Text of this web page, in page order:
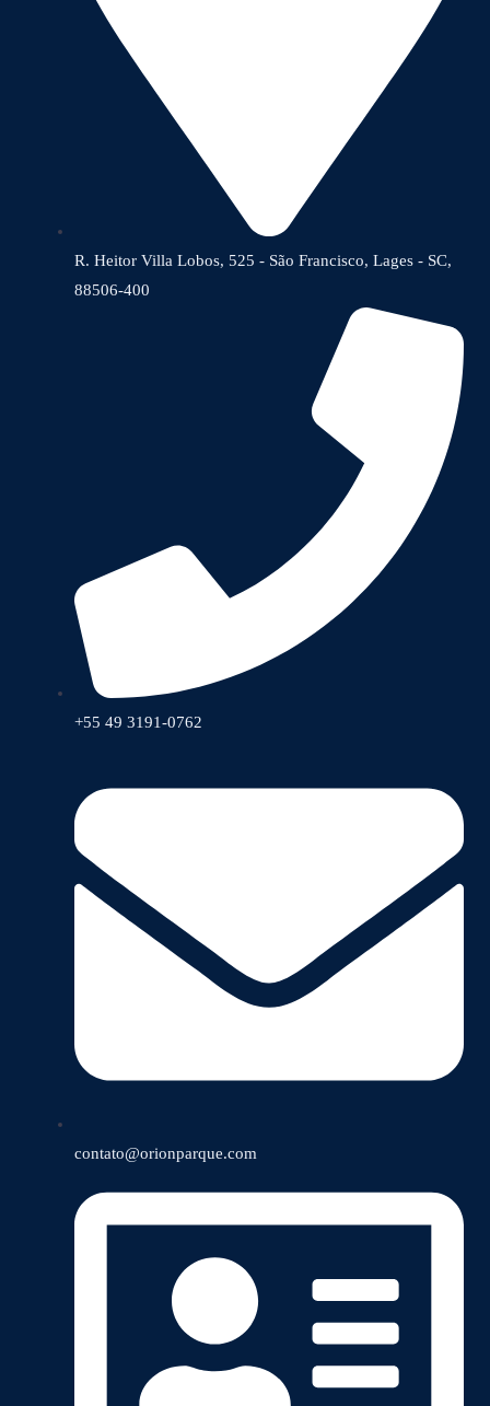
R. Heitor Villa Lobos, 525 - São Francisco, Lages - SC,
88506-400
+55 49 3191-0762
contato@orionparque.com